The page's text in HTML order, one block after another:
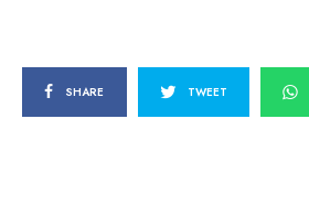
SHARE TWEET